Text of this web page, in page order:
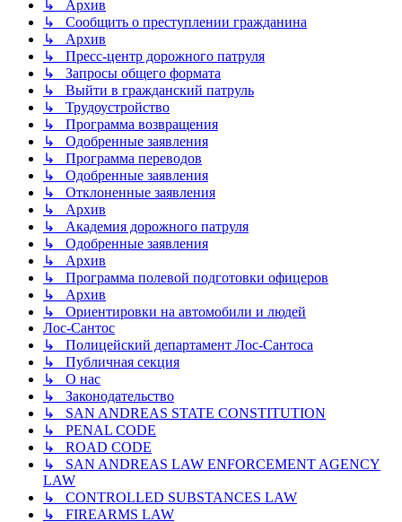
↳ Архив
↳ Сообщить о преступлении гражданина
↳ Архив
↳ Пресс-центр дорожного патруля
↳ Запросы общего формата
↳ Выйти в гражданский патруль
↳ Трудоустройство
↳ Программа возвращения
↳ Одобренные заявления
↳ Программа переводов
↳ Одобренные заявления
↳ Отклоненные заявления
↳ Архив
↳ Академия дорожного патруля
↳ Одобренные заявления
↳ Архив
↳ Программа полевой подготовки офицеров
↳ Архив
↳ Ориентировки на автомобили и людей
Лос-Сантос
↳ Полицейский департамент Лос-Сантоса
↳ Публичная секция
↳ О нас
↳ Законодательство
↳ SAN ANDREAS STATE CONSTITUTION
↳ PENAL CODE
↳ ROAD CODE
↳ SAN ANDREAS LAW ENFORCEMENT AGENCY
LAW
↳ CONTROLLED SUBSTANCES LAW
↳ FIREARMS LAW